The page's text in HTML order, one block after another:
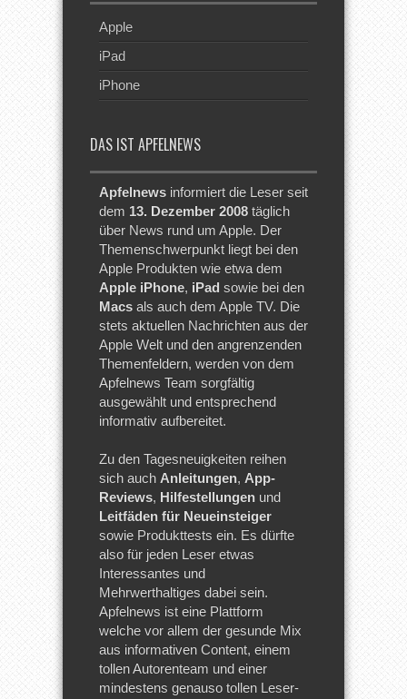
Apple
iPad
iPhone
DAS IST APFELNEWS
Apfelnews informiert die Leser seit
dem 13. Dezember 2008 täglich
über News rund um Apple. Der
Themenschwerpunkt liegt bei den
Apple Produkten wie etwa dem
Apple iPhone, iPad sowie bei den
Macs als auch dem Apple TV. Die
stets aktuellen Nachrichten aus der
Apple Welt und den angrenzenden
Themenfeldern, werden von dem
Apfelnews Team sorgfältig
ausgewählt und entsprechend
informativ aufbereitet.
Zu den Tagesneuigkeiten reihen
sich auch Anleitungen, App-
Reviews, Hilfestellungen und
Leitfäden für Neueinsteiger
sowie Produkttests ein. Es dürfte
also für jeden Leser etwas
Interessantes und
Mehrwerthaltiges dabei sein.
Apfelnews ist eine Plattform
welche vor allem der gesunde Mix
aus informativen Content, einem
tollen Autorenteam und einer
mindestens genauso tollen Leser-